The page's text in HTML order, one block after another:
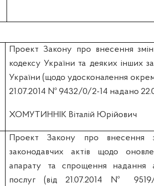
Проект Закону про внесення
кодексу України та деяких інших
України (щодо удосконалення
21.07.2014 № 9432/0/2-14 надано
ХОМУТИННІК Віталій Юрійович
Проект Закону про внесення
законодавчих актів щодо
апарату та спрощення надання
послуг (вiд 21.07.2014 №